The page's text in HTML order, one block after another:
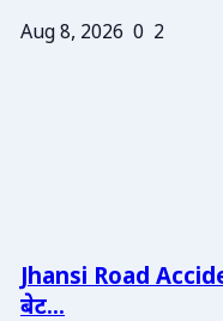
Aug 8, 2026 0 2
Jhansi Road
बेट...